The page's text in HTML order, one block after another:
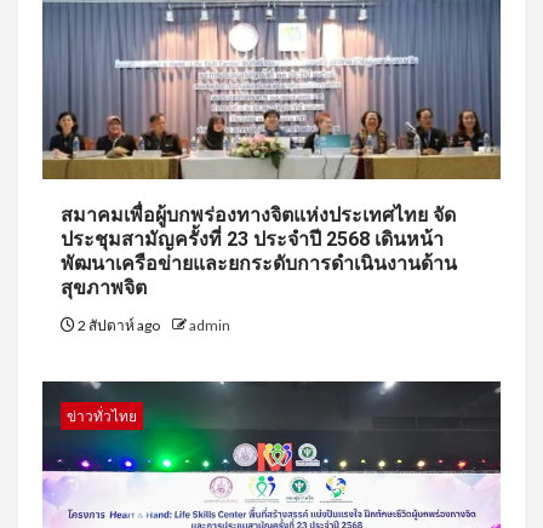
สมาคมเพื่อผู้บกพร่องทางจิตแห่งประเทศไทย จัด
ประชุมสามัญครั้งที่ 23 ประจำปี 2568 เดินหน้า
พัฒนาเครือข่ายและยกระดับการดำเนินงานด้าน
สุขภาพจิต
2 สัปดาห์ ago admin
ข่าวทั่วไทย